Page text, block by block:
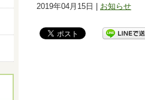
2019年04月15日 | お知らせ